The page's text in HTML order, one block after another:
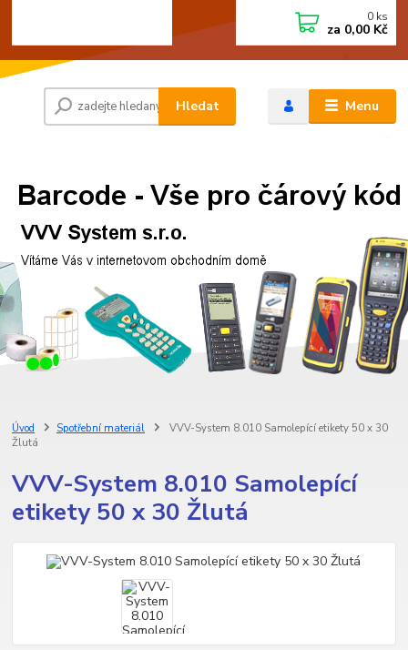
Menu
Hledat
0 ks
za 0,00 Kč
Úvod Spotřební materiál
VVV-System 8.010 Samolepící etikety 50 x 30
Žlutá
VVV-System 8.010 Samolepící
etikety 50 x 30 Žlutá